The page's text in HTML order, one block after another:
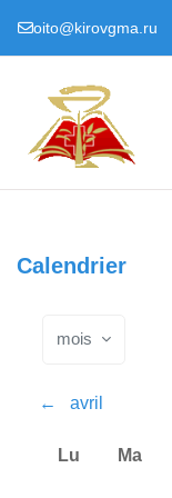
oito@kirovgma.ru
Calendrier
mois
← avril
Lundi
Lu Mardi
Ma